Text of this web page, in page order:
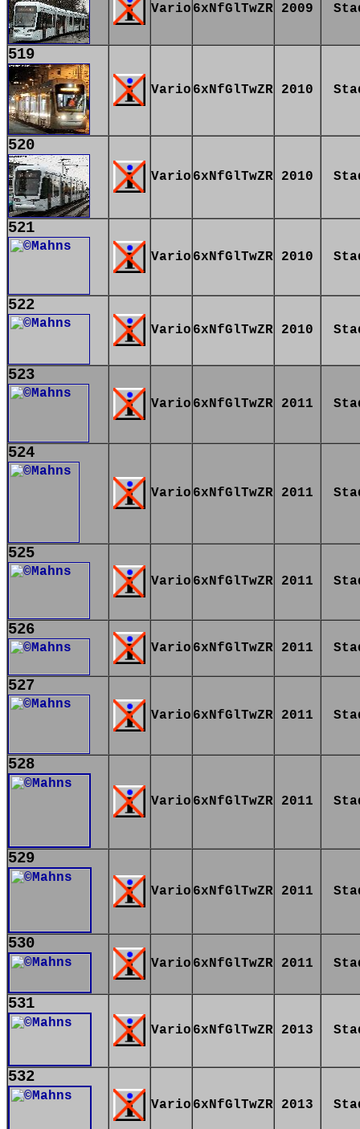
Vario 6xNfGlTwZR 2009
519
Vario 6xNfGlTwZR 2010
520
Vario 6xNfGlTwZR 2010
521
Vario 6xNfGlTwZR 2010
522
Vario 6xNfGlTwZR 2010
523
Vario 6xNfGlTwZR 2011
524
Vario 6xNfGlTwZR 2011
525
Vario 6xNfGlTwZR 2011
526
Vario 6xNfGlTwZR 2011
527
Vario 6xNfGlTwZR 2011
528
Vario 6xNfGlTwZR 2011
529
Vario 6xNfGlTwZR 2011
530
Vario 6xNfGlTwZR 2011
531
Vario 6xNfGlTwZR 2013
532
Vario 6xNfGlTwZR 2013